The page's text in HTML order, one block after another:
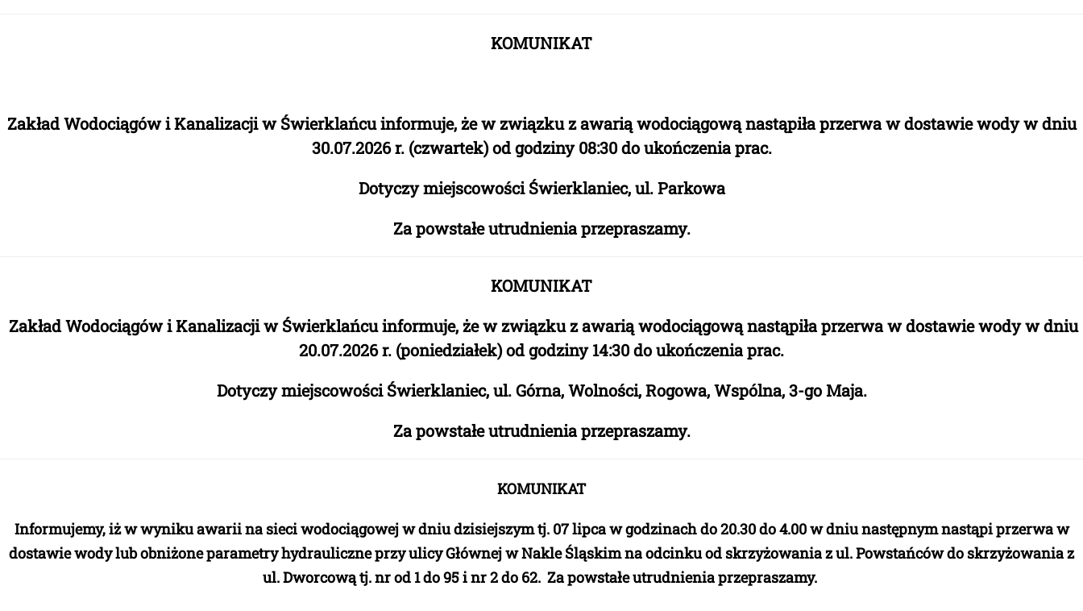
KOMUNIKAT
Zakład Wodociągów i Kanalizacji w Świerklańcu informuje, że w związku z awarią wodociągową nastąpiła przerwa w dostawie wody w dniu
30.07.2026 r. (czwartek) od godziny 08:30 do ukończenia prac.
Dotyczy miejscowości Świerklaniec, ul. Parkowa
Za powstałe utrudnienia przepraszamy.
KOMUNIKAT
Zakład Wodociągów i Kanalizacji w Świerklańcu informuje, że w związku z awarią wodociągową nastąpiła przerwa w dostawie wody w dniu
20.07.2026 r. (poniedziałek) od godziny 14:30 do ukończenia prac.
Dotyczy miejscowości Świerklaniec, ul. Górna, Wolności, Rogowa, Wspólna, 3-go Maja.
Za powstałe utrudnienia przepraszamy.
KOMUNIKAT
Informujemy, iż w wyniku awarii na sieci wodociągowej w dniu dzisiejszym tj. 07 lipca w godzinach do 20.30 do 4.00 w dniu następnym nastąpi przerwa w
dostawie wody lub obniżone parametry hydrauliczne przy ulicy Głównej w Nakle Śląskim na odcinku od skrzyżowania z ul. Powstańców do skrzyżowania z
ul. Dworcową tj. nr od 1 do 95 i nr 2 do 62. Za powstałe utrudnienia przepraszamy.